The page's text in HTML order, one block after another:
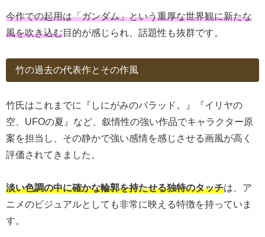
今作での起用は「ガンダム」という重厚な世界観に新たな
風を吹き込む目的が感じられ、話題性も抜群です。
竹の過去の代表作とその作風
竹氏はこれまでに『しにがみのバラッド。』『イリヤの
空、UFOの夏』など、叙情性の強い作品でキャラクター原
案を担当し、その静かで強い感情を感じさせる画風が高く
評価されてきました。
淡い色調の中に確かな輪郭を持たせる独特のタッチは、ア
ニメのビジュアルとしても非常に映える特徴を持っていま
す。